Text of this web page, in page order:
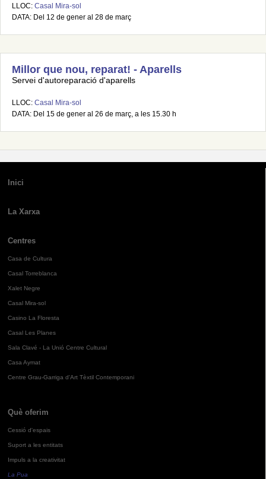
LLOC: Casal Mira-sol
DATA: Del 12 de gener al 28 de març
Millor que nou, reparat! - Aparells
Servei d'autoreparació d'aparells
LLOC: Casal Mira-sol
DATA: Del 15 de gener al 26 de març, a les 15.30 h
Inici
La Xarxa
Centres
Casa de Cultura
Casal Torreblanca
Xalet Negre
Casal Mira-sol
Casino La Floresta
Casal Les Planes
Sala Clavé - La Unió Centre Cultural
Casa Aymat
Centre Grau-Garriga d'Art Tèxtil Contemporani
Què oferim
Cessió d'espais
Suport a les entitats
Impuls a la creativitat
La Pua